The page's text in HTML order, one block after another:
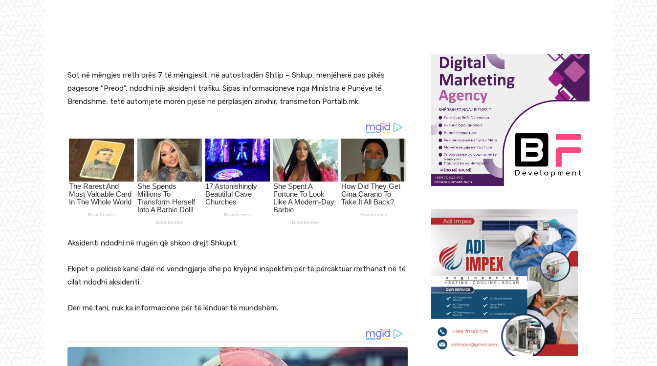
Sot në mëngjes rreth orës 7 të mëngjesit, në autostradën Shtip – Shkup, menjëherë pas pikës
pagesore “Preod”, ndodhi një aksident trafiku. Sipas informacioneve nga Ministria e Punëve të
Brendshme, tetë automjete morën pjesë në përplasjen zinxhir, transmeton Portalb.mk.
Aksidenti ndodhi në rrugën që shkon drejt Shkupit.
Ekipet e policisë kanë dalë në vendngjarje dhe po kryejnë inspektim për të përcaktuar rrethanat në të
cilat ndodhi aksidenti.
Deri më tani, nuk ka informacione për të lënduar të mundshëm.